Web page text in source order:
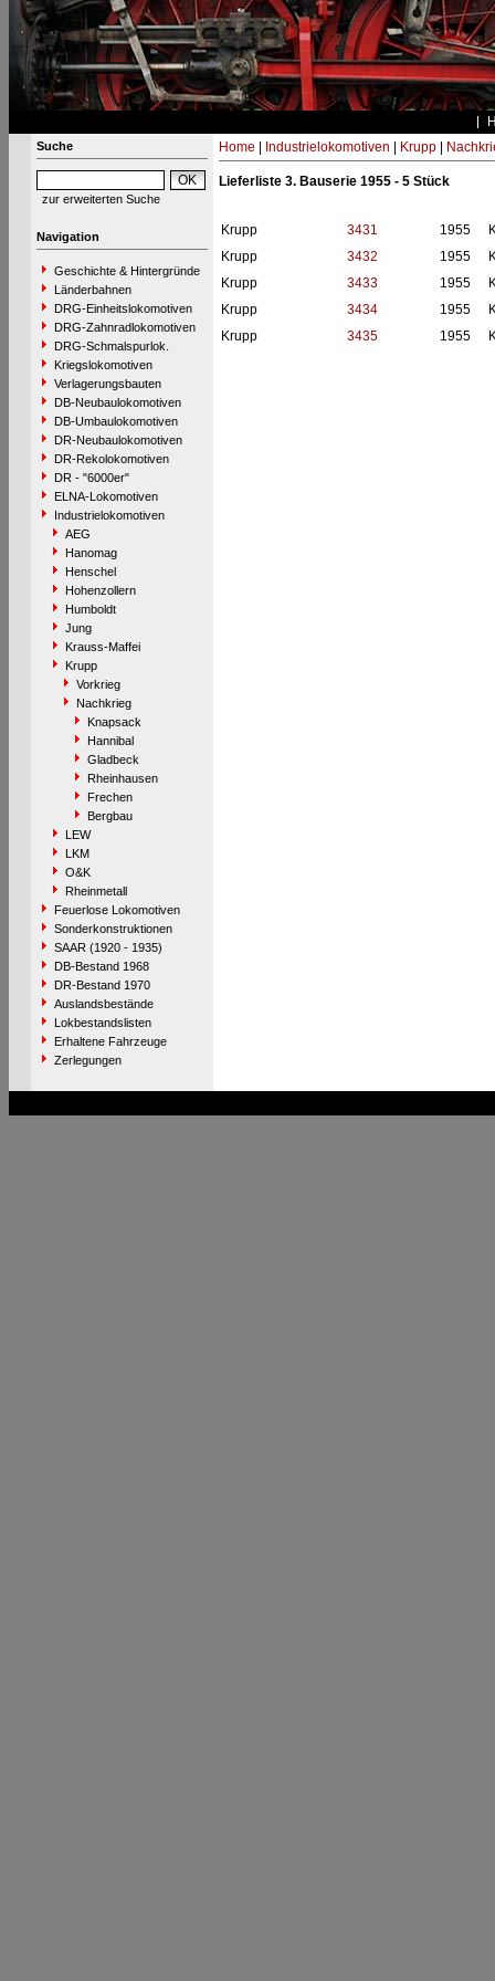
Suche
zur erweiterten Suche
Navigation
Geschichte & Hintergründe
Länderbahnen
DRG-Einheitslokomotiven
DRG-Zahnradlokomotiven
DRG-Schmalspurlok.
Kriegslokomotiven
Verlagerungsbauten
DB-Neubaulokomotiven
DB-Umbaulokomotiven
DR-Neubaulokomotiven
DR-Rekolokomotiven
DR - "6000er"
ELNA-Lokomotiven
Industrielokomotiven
AEG
Hanomag
Henschel
Hohenzollern
Humboldt
Jung
Krauss-Maffei
Krupp
Vorkrieg
Nachkrieg
Knapsack
Hannibal
Gladbeck
Rheinhausen
Frechen
Bergbau
LEW
LKM
O&K
Rheinmetall
Feuerlose Lokomotiven
Sonderkonstruktionen
SAAR (1920 - 1935)
DB-Bestand 1968
DR-Bestand 1970
Auslandsbestände
Lokbestandslisten
Erhaltene Fahrzeuge
Zerlegungen
Home Industrielokomotiven Krupp|
Lieferliste 3. Bauserie 1955 - 5 Stück
Krupp 3431 1955
Krupp
3432 1955
Krupp
3433 1955
Krupp
3434 1955
Krupp
3435 1955